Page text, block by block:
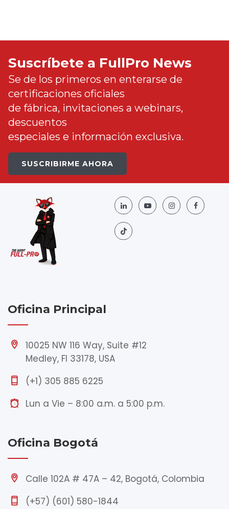
Suscríbete a FullPro News
Se de los primeros en enterarse de
certificaciones oficiales
de fábrica, invitaciones a webinars,
descuentos
especiales e información exclusiva.
SUSCRIBIRME AHORA
Oficina Principal
10025 NW 116 Way, Suite #12
Medley, Fl 33178, USA
(+1) 305 885 6225
Lun a Vie – 8:00 a.m. a 5:00 p.m.
Oficina Bogotá
Calle 102A # 47A – 42, Bogotá, Colombia
(+57) (601) 580-1844